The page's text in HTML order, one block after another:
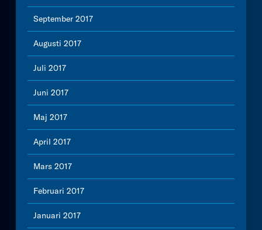
September 2017
Augusti 2017
Juli 2017
Juni 2017
Maj 2017
April 2017
Mars 2017
Februari 2017
Januari 2017